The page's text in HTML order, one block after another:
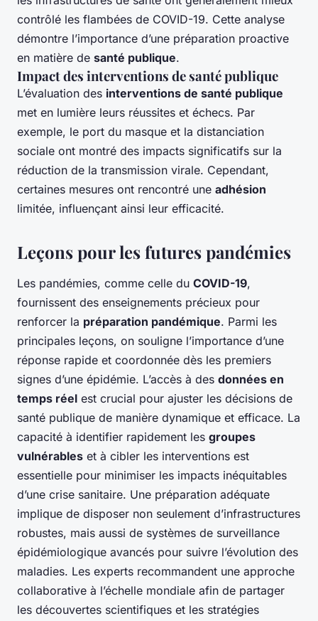
contrôlé les flambées de COVID-19. Cette analyse
démontre l’importance d’une préparation proactive
en matière de santé publique.
Impact des interventions de santé publique
L’évaluation des interventions de santé publique
met en lumière leurs réussites et échecs. Par
exemple, le port du masque et la distanciation
sociale ont montré des impacts significatifs sur la
réduction de la transmission virale. Cependant,
certaines mesures ont rencontré une adhésion
limitée, influençant ainsi leur efficacité.
Leçons pour les futures pandémies
Les pandémies, comme celle du COVID-19,
fournissent des enseignements précieux pour
renforcer la préparation pandémique. Parmi les
principales leçons, on souligne l’importance d’une
réponse rapide et coordonnée dès les premiers
signes d’une épidémie. L’accès à des données en
temps réel est crucial pour ajuster les décisions de
santé publique de manière dynamique et efficace. La
capacité à identifier rapidement les groupes
vulnérables et à cibler les interventions est
essentielle pour minimiser les impacts inéquitables
d’une crise sanitaire. Une préparation adéquate
implique de disposer non seulement d’infrastructures
robustes, mais aussi de systèmes de surveillance
épidémiologique avancés pour suivre l’évolution des
maladies. Les experts recommandent une approche
collaborative à l’échelle mondiale afin de partager
les découvertes scientifiques et les stratégies